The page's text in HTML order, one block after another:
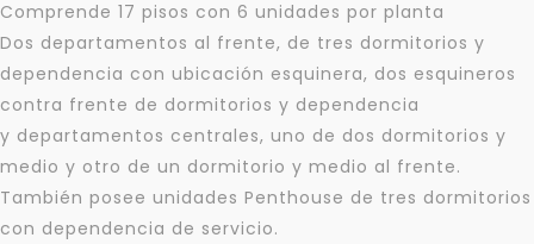
Comprende 17 pisos con 6 unidades por planta
Dos departamentos al frente, de tres dormitorios y
dependencia con ubicación esquinera, dos esquineros
contra frente de dormitorios y dependencia
y departamentos centrales, uno de dos dormitorios y
medio y otro de un dormitorio y medio al frente.
También posee unidades Penthouse de tres dormitorios
con dependencia de servicio.
Para responderte
mejor y más rápido